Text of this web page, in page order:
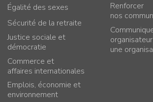
Égalité des sexes
Sécurité de la retraite
Justice sociale et
démocratie
Commerce et
affaires internationales
Emplois, économie et
environnement
Renforcer
nos
une